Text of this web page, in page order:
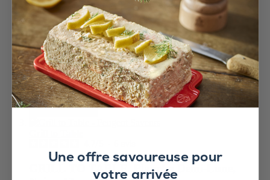
Ajouter au panier
Vert sauge
39,90 €
Ajouter au panier
Bleu céleste
39,90 €
Ajouter au panier
+7 couleurs+3 couleurs Voir moins
39,90 €
GRILL TO TABLE, Plancha Demi-Lune,
Une offre savoureuse pour
votre arrivée